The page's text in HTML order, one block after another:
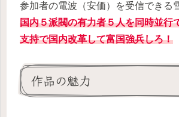
参加者の電波（安価）を受信できる
国内５派閥の有力者５人を同時並行
支持で国内改革して富国強兵しろ！
作品の魅力